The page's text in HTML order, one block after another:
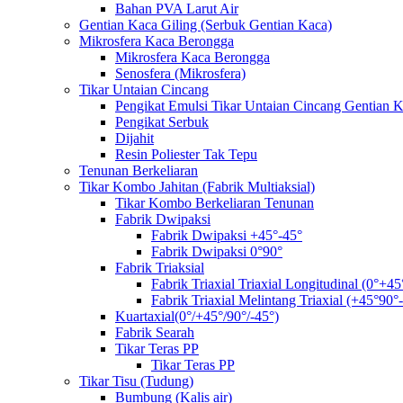
Bahan PVA Larut Air
Gentian Kaca Giling (Serbuk Gentian Kaca)
Mikrosfera Kaca Berongga
Mikrosfera Kaca Berongga
Senosfera (Mikrosfera)
Tikar Untaian Cincang
Pengikat Emulsi Tikar Untaian Cincang Gentian
Pengikat Serbuk
Dijahit
Resin Poliester Tak Tepu
Tenunan Berkeliaran
Tikar Kombo Jahitan (Fabrik Multiaksial)
Tikar Kombo Berkeliaran Tenunan
Fabrik Dwipaksi
Fabrik Dwipaksi +45°-45°
Fabrik Dwipaksi 0°90°
Fabrik Triaksial
Fabrik Triaxial Triaxial Longitudinal
Fabrik Triaxial Melintang Triaxial
Kuartaxial(0°/+45°/90°/-45°)
Fabrik Searah
Tikar Teras PP
Tikar Teras PP
Tikar Tisu (Tudung)
Bumbung (Kalis air)